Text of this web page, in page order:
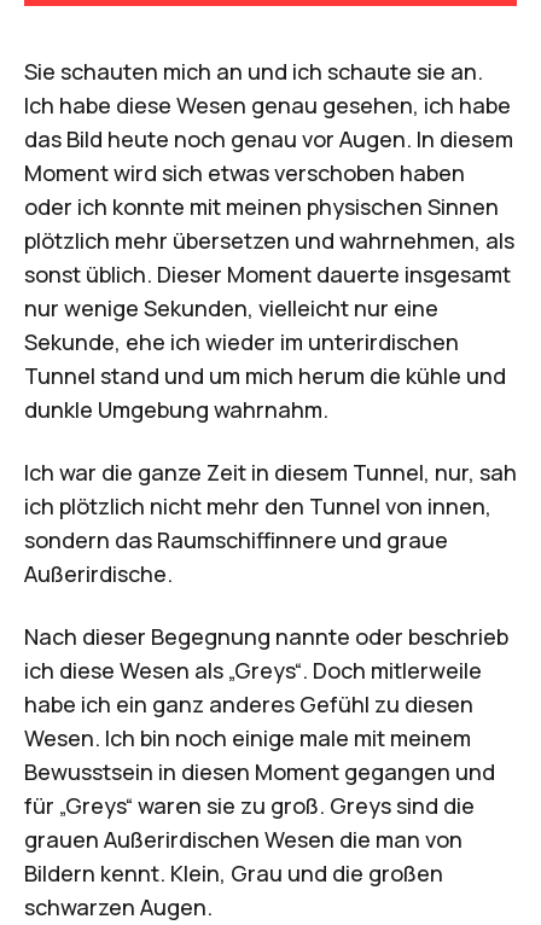
Sie schauten mich an und ich schaute sie an.
Ich habe diese Wesen genau gesehen, ich habe
das Bild heute noch genau vor Augen. In diesem
Moment wird sich etwas verschoben haben
oder ich konnte mit meinen physischen Sinnen
plötzlich mehr übersetzen und wahrnehmen, als
sonst üblich. Dieser Moment dauerte insgesamt
nur wenige Sekunden, vielleicht nur eine
Sekunde, ehe ich wieder im unterirdischen
Tunnel stand und um mich herum die kühle und
dunkle Umgebung wahrnahm.
Ich war die ganze Zeit in diesem Tunnel, nur, sah
ich plötzlich nicht mehr den Tunnel von innen,
sondern das Raumschiffinnere und graue
Außerirdische.
Nach dieser Begegnung nannte oder beschrieb
ich diese Wesen als „Greys“. Doch mitlerweile
habe ich ein ganz anderes Gefühl zu diesen
Wesen. Ich bin noch einige male mit meinem
Bewusstsein in diesen Moment gegangen und
für „Greys“ waren sie zu groß. Greys sind die
grauen Außerirdischen Wesen die man von
Bildern kennt. Klein, Grau und die großen
schwarzen Augen.